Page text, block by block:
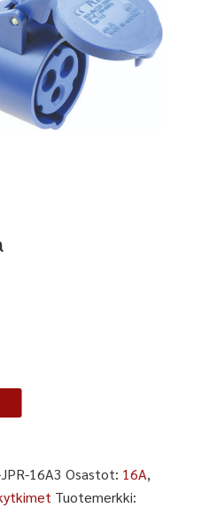
16A3 Osastot: 16A,
Tuotemerkki: